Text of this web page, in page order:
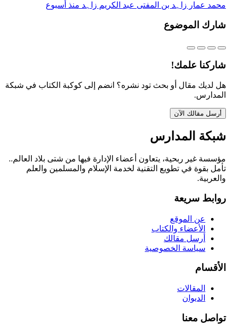
محمد عمار زاہد بن المفتی عبد الكریم زاہد منذ أسبوع
شارك الموضوع
شاركنا علمك!
هل لديك مقال أو بحث تود نشره؟ انضم إلى كوكبة الكتاب في شبكة
المدارس.
أرسل مقالك الآن
شبكة المدارس
مؤسسة غير ربحية، يتعاون أعضاء الإدارة فيها من شتى بلاد العالم..
تأمل بقوة في تطويع التقنية لخدمة الإسلام والمسلمين والعلم
والعربية.
روابط سريعة
عن الموقع
الأعضاء والكتاب
أرسل مقالك
سياسة الخصوصية
الأقسام
المقالات
الديوان
تواصل معنا